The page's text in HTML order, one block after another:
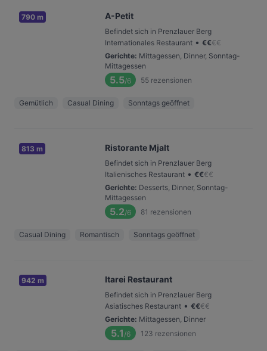
790 m A-Petit
Befindet sich in Prenzlauer Berg
Internationales Restaurant • €€€€
Gerichte: Mittagessen, Dinner, Sonntag-
Mittagessen
5.5/6 55 rezensionen
Gemütlich Casual Dining Sonntags geöffnet
813 m Ristorante Mjalt
Befindet sich in Prenzlauer Berg
Italienisches Restaurant • €€€€
Gerichte: Desserts, Dinner, Sonntag-
Mittagessen
5.2/6 81 rezensionen
Casual Dining Romantisch Sonntags geöffnet
942 m Itarei Restaurant
Befindet sich in Prenzlauer Berg
Asiatisches Restaurant • €€€€
Gerichte: Mittagessen, Dinner
5.1 /6 123 rezensionen